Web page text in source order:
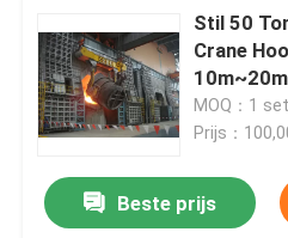
Stil 50
Crane
MOQ：1 set
Prijs：
Beste prijs